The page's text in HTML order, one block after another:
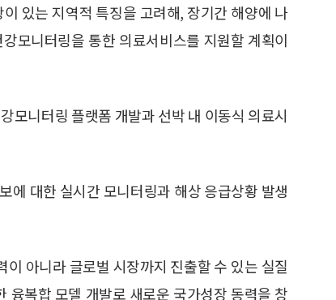
있는 지역적 특징을 고려해, 장기간 해양에 나
모니터링을 통한 의료서비스를 지원할 계획이
모니터링 플랫폼 개발과 선박 내 이동식 의료시
에 대한 실시간 모니터링과 해상 응급상황 발생
아니라 글로벌 시장까지 진출할 수 있는 실질
융복합 모델 개발로 새로운 국가성장 동력을 창